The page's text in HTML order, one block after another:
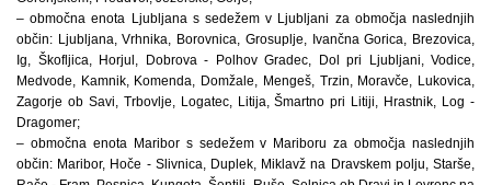
– območna enota Ljubljana s sedežem v Ljubljani za območja naslednjih
občin: Ljubljana, Vrhnika, Borovnica, Grosuplje, Ivančna Gorica, Brezovica,
Ig, Škofljica, Horjul, Dobrova - Polhov Gradec, Dol pri Ljubljani, Vodice,
Medvode, Kamnik, Komenda, Domžale, Mengeš, Trzin, Moravče, Lukovica,
Zagorje ob Savi, Trbovlje, Logatec, Litija, Šmartno pri Litiji, Hrastnik, Log -
Dragomer;
– območna enota Maribor s sedežem v Mariboru za območja naslednjih
občin: Maribor, Hoče - Slivnica, Duplek, Miklavž na Dravskem polju, Starše,